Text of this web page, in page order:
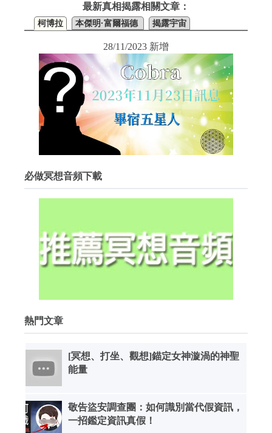
最新真相揭露相關文章：
柯博拉 本傑明·富爾福德 揭露宇宙
28/11/2023 新增
必做冥想音頻下載
熱門文章
[冥想、打坐、觀想]錨定女神漩渦的神聖
能量
敬告盜安調查團：如何識別當代假資訊，
一招鑑定資訊真假！